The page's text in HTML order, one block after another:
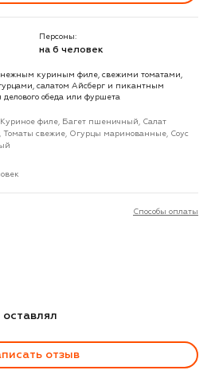
Персоны:
на 6 человек
куриным филе, свежими томатами,
салатом Айсберг и пикантным
обеда или фуршета
филе, Багет пшеничный, Салат
Томаты свежие, Огурцы маринованные, Соус
Способы оплаты
отзыв